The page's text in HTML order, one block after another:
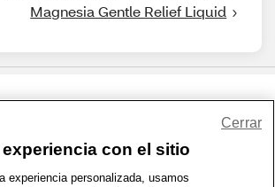
Magnesia Gentle Relief Liquid
Contáctenos | Términos de Uso | Accesibilidad
con el sitio
experiencia personalizada, usamos
Cerrar